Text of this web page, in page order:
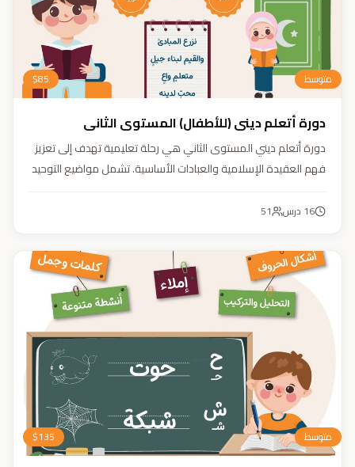
متوسط $85
دورة أتعلم ديني (للأطفال) المستوى الثاني
دورة أتعلم ديني المستوى الثاني هي رحلة تعليمية تهدف إلى تعزيز
فهم العقيدة الإسلامية والعبادات الأساسية. تشمل مواضيع التوحيد
وتربية أبنائنا تربية إيمانية وأخلاقية وعلمية ونفسية واجتماعية.
16 درس 51
متوسط $135